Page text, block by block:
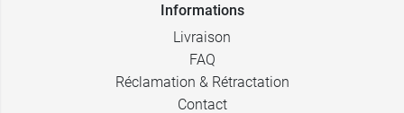
Informations
Livraison
FAQ
Réclamation & Rétractation
Contact